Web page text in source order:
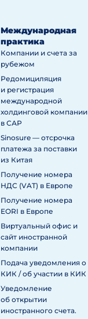
Международная
практика
Компании и счета за
рубежом
Редомициляция
и регистрация
международной
холдинговой компании
в САР
Sinosure — отсрочка
платежа за поставки
из Китая
Получение номера
НДС (VAT) в Европе
Получение номера
EORI в Европе
Виртуальный офис и
сайт иностранной
компании
Подача уведомления о
КИК / об участии в КИК
Уведомление
об открытии
иностранного счета.